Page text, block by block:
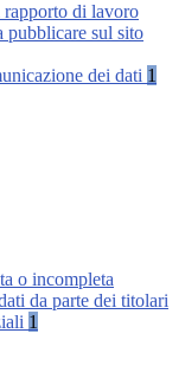
di lavoro
pubblicare sul sito
dei dati 1
o incompleta
da parte dei titolari
1